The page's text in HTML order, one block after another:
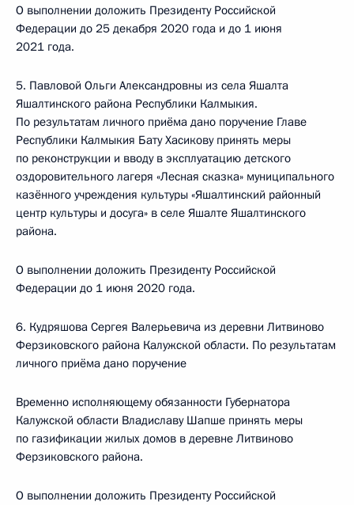
О выполнении доложить Президенту Российской
Федерации до 25 декабря 2020 года и до 1 июня
2021 года.
5. Павловой Ольги Александровны из села Яшалта
Яшалтинского района Республики Калмыкия.
По результатам личного приёма дано поручение Главе
Республики Калмыкия Бату Хасикову принять меры
по реконструкции и вводу в эксплуатацию детского
оздоровительного лагеря «Лесная сказка» муниципального
казённого учреждения культуры «Яшалтинский районный
центр культуры и досуга» в селе Яшалте Яшалтинского
района.
О выполнении доложить Президенту Российской
Федерации до 1 июня 2020 года.
6. Кудряшова Сергея Валерьевича из деревни Литвиново
Ферзиковского района Калужской области. По результатам
личного приёма дано поручение
Временно исполняющему обязанности Губернатора
Калужской области Владиславу Шапше принять меры
по газификации жилых домов в деревне Литвиново
Ферзиковского района.
О выполнении доложить Президенту Российской